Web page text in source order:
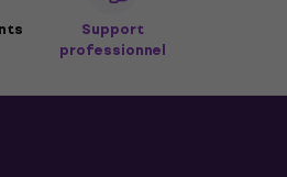
Support
professionnel